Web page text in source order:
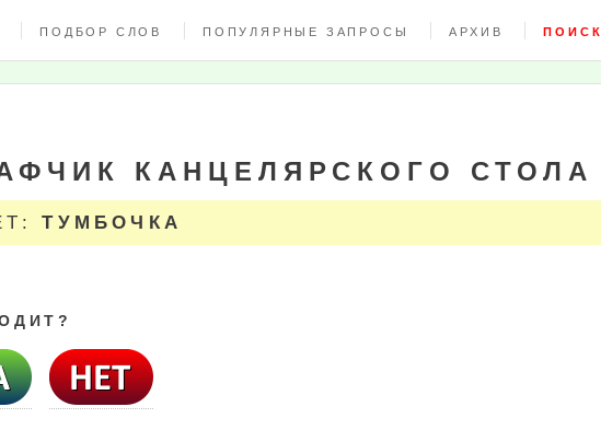
ПОДБОР СЛОВ ПОПУЛЯРНЫЕ ЗАПРОСЫ АРХИВ ПОИСК
КАНЦЕЛЯРСКОГО СТОЛА
ТУМБОЧКА